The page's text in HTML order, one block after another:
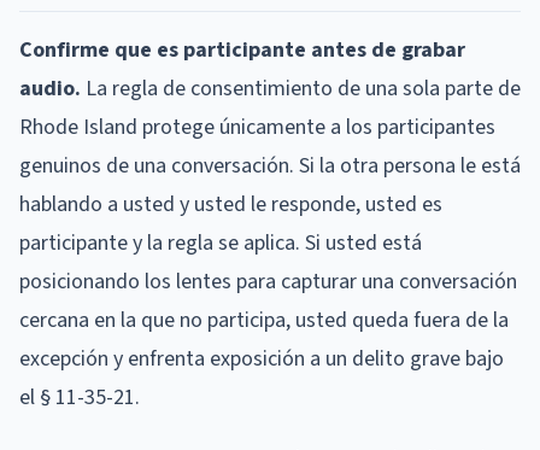
Confirme que es participante antes de grabar
audio. La regla de consentimiento de una sola parte de
Rhode Island protege únicamente a los participantes
genuinos de una conversación. Si la otra persona le está
hablando a usted y usted le responde, usted es
participante y la regla se aplica. Si usted está
posicionando los lentes para capturar una conversación
cercana en la que no participa, usted queda fuera de la
excepción y enfrenta exposición a un delito grave bajo
el § 11-35-21.